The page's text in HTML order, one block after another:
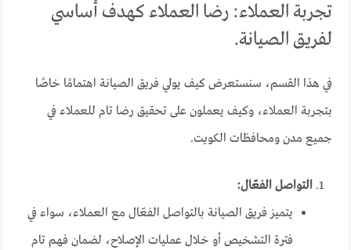
تجربة العملاء: رضا العملاء كهدف أساسي
لفريق الصيانة.
في هذا القسم، سنستعرض كيف يولي فريق الصيانة اهتمامًا خاصًا
بتجربة العملاء، وكيف يعملون على تحقيق رضا تام للعملاء في
جميع مدن ومحافظات الكويت.
التواصل الفعّال:
يتميز فريق الصيانة بالتواصل الفعّال مع العملاء، سواء في
فترة التشخيص أو خلال عمليات الإصلاح، لضمان فهم تام